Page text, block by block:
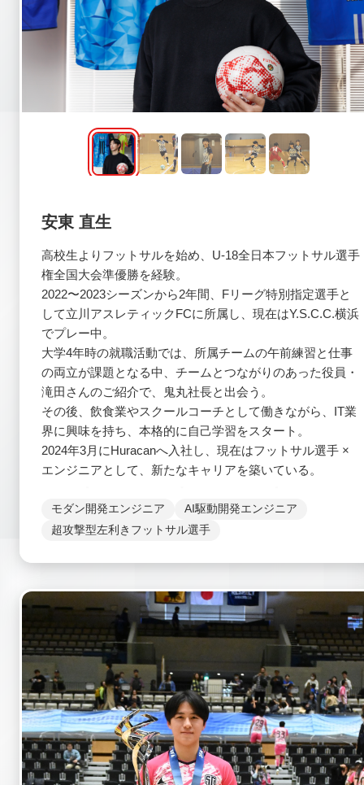
安東 直生
高校生よりフットサルを始め、U-18全日本フットサル選手
権全国大会準優勝を経験。
2022〜2023シーズンから2年間、Fリーグ特別指定選手と
して立川アスレティックFCに所属し、現在はY.S.C.C.横浜
でプレー中。
大学4年時の就職活動では、所属チームの午前練習と仕事
の両立が課題となる中、チームとつながりのあった役員・
滝田さんのご紹介で、鬼丸社長と出会う。
その後、飲食業やスクールコーチとして働きながら、IT業
界に興味を持ち、本格的に自己学習をスタート。
2024年3月にHuracanへ入社し、現在はフットサル選手 ×
エンジニアとして、新たなキャリアを築いている。
モダン開発エンジニア
AI駆動開発エンジニア
超攻撃型左利きフットサル選手